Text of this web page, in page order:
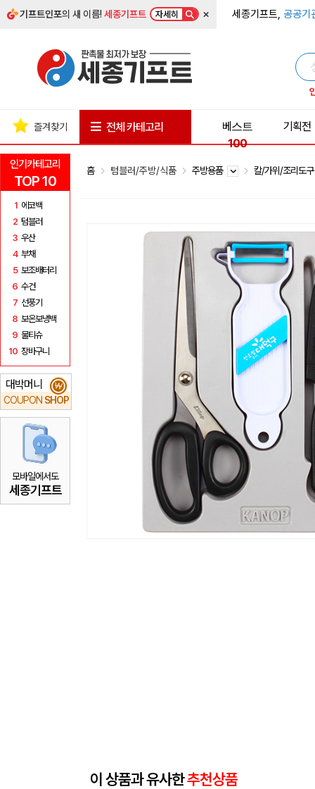
기프트인포의 새 이름!세종기프트 자세히 × 세종기프트, 공공기
인기카테고리
TOP 10
1 에코백
2 텀블러
3 우산
4 부채
5 보조배터리
6 수건
7 선풍기
8 보온보냉백
9 물티슈
10 장바구니
대박머니
COUPON SHOP
₩
모바일에서도
세종기프트
즐겨찾기 전체 카테고리
베스트
100
기획전
홈 텀블러/주방/식품 주방용품 칼/가위/조리도
이 상품과 유사한추천상품